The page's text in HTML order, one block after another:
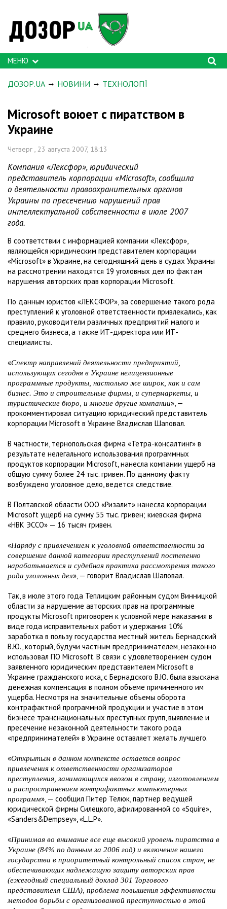
МЕНЮ
ДОЗОР.UA НОВИНИ ТЕХНОЛОГІЇ
Microsoft воюет с пиратством в
Украине
Четверг , 23 августа 2007, 18:13
Компания «Лексфор», юридический
представитель корпорации «Microsoft», сообщила
о деятельности правоохранительных органов
Украины по пресечению нарушений прав
интеллектуальной собственности в июле 2007
года.
В соответствии с информацией компании «Лексфор»,
являющейся юридическим представителем корпорации
«Microsoft» в Украине, на сегодняшний день в судах Украины
на рассмотрении находятся 19 уголовных дел по фактам
нарушения авторских прав корпорации Microsoft.
По данным юристов «ЛЕКСФОР», за совершение такого рода
преступлений к уголовной ответственности привлекались, как
правило, руководители различных предприятий малого и
среднего бизнеса, а также ИТ-директора или ИТ-
специалисты.
«Спектр направлений деятельности предприятий,
использующих сегодня в Украине нелицензионные
программные продукты, настолько же широк, как и сам
бизнес. Это и строительные фирмы, и супермаркеты, и
туристические бюро, и многие другие компании», —
прокомментировал ситуацию юридический представитель
корпорации Microsoft в Украине Владислав Шаповал.
В частности, тернопольская фирма «Тетра-консалтинг» в
результате нелегального использования программных
продуктов корпорации Microsoft, нанесла компании ущерб на
общую сумму более 24 тыс. гривен. По данному факту
возбуждено уголовное дело, ведется следствие.
В Полтавской области ООО «Ризалит» нанесла корпорации
Microsoft ущерб на сумму 55 тыс. гривен; киевская фирма
«НВК ЭССО» — 16 тысяч гривен.
«Наряду с привлечением к уголовной ответственности за
совершение данной категории преступлений постепенно
нарабатывается и судебная практика рассмотрения такого
рода уголовных дел», — говорит Владислав Шаповал.
Так, в июле этого года Теплицким районным судом Винницкой
области за нарушение авторских прав на программные
продукты Microsoft приговорен к условной мере наказания в
виде года исправительных работ и удержания 10%
заработка в пользу государства местный житель Бернадский
В.Ю., который, будучи частным предпринимателем, незаконно
использовал ПО Microsoft. В связи с удовлетворением судом
заявленного юридическим представителем Microsoft в
Украине гражданского иска, с Бернадского В.Ю. была взыскана
денежная компенсация в полном объеме причиненного им
ущерба. Несмотря на значительные объемы оборота
контрафактной программной продукции и участие в этом
бизнесе транснациональных преступных групп, выявление и
пресечение незаконной деятельности такого рода
«предпринимателей» в Украине оставляет желать лучшего.
«Открытым в данном контексте остается вопрос
привлечения к ответственности организаторов
преступления, занимающихся ввозом в страну, изготовлением
и распространением контрафактных компьютерных
программ», — сообщил Питер Телюк, партнер ведущей
юридической фирмы Силецкого, афилированной со «Squire»,
«Sanders&Dempsey», «L.L.P».
«Принимая во внимание все еще высокий уровень пиратства в
Украине (84% по данным за 2006 год) и включение нашего
государства в приоритетный контрольный список стран, не
обеспечивающих надлежащую защиту авторских прав
(ежегодный специальный доклад 301 Торгового
представителя США), проблема повышения эффективности
методов борьбы с организованной преступностью в этой